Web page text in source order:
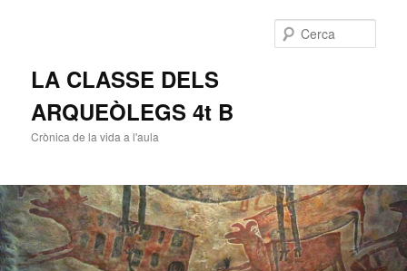
LA CLASSE DELS
ARQUEÒLEGS 4t B
Crònica de la vida a l'aula